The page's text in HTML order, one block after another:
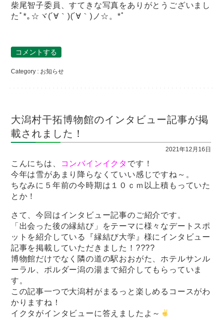
柴尾智子委員、すてきな写真をありがとうございまし
たﾟ*｡☆ヾ(´∀｀)(´∀｀)ノ☆。*ﾟ
コメントする
Category : お知らせ
大潟村干拓博物館のインタビュー記事が掲
載されました！
2021年12月16日
こんにちは、 コンバインイクタ です！
今年は雪があまり降らなくていい感じですね～。
ちなみに５年前の今時期は１０ｃｍ以上積もっていた
とか！
さて、今回はインタビュー記事のご紹介です。
「出会った後の縁結び」をテーマに様々なデートスポ
ットを紹介している『縁結び大学』様にインタビュー
記事を掲載していただきました！????
博物館だけでなく隣の道の駅おおがた、ホテルサンル
ーラル、ポルダー潟の湯まで紹介してもらっていま
す。
この記事一つで大潟村がまるっと楽しめるコースがわ
かりますね！
イクタがインタビューに答えましたよ～